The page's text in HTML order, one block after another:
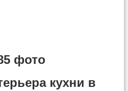
фото
кухни в